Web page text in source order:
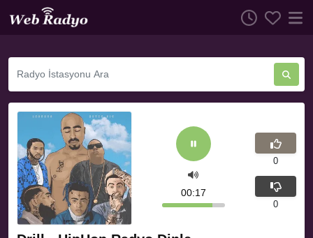
00:18
0
0